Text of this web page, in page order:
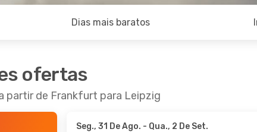
Dias mais baratos
ofertas
partir de Frankfurt para Leipzig
Seg., 31 De Ago. - Qua., 2 De Set.